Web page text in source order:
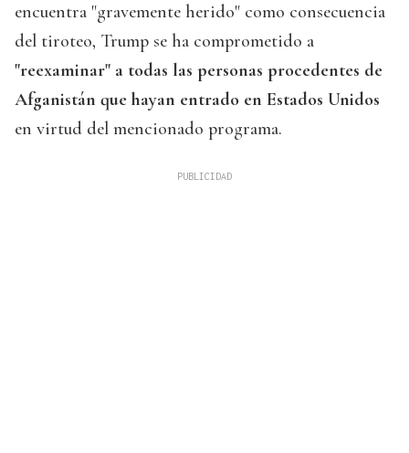
encuentra "gravemente herido" como consecuencia
del tiroteo, Trump se ha comprometido a
"reexaminar" a todas las personas procedentes de
Afganistán que hayan entrado en Estados Unidos
en virtud del mencionado programa.